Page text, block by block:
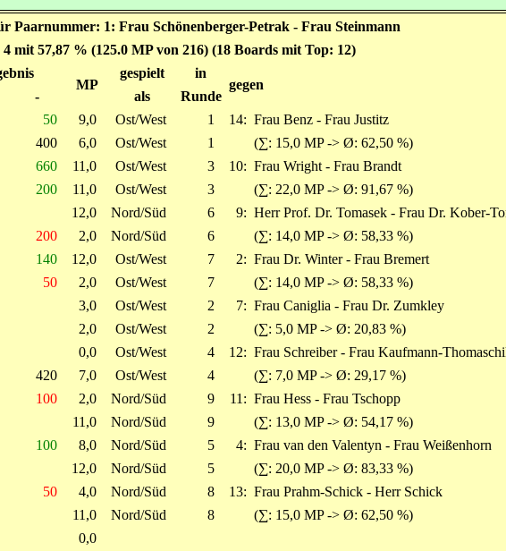
Paarnummer: 1: Frau Schönenberger-Petrak - Frau Steinmann
mit 57,87 % (125.0 MP von 216) (18 Boards mit Top: 12)
MP
gespielt in
gegen
- als
Runde
50 9,0 Ost/West 1 14: Frau Benz - Frau Justitz
400 6,0 Ost/West 1
(∑: 15,0 MP -> Ø: 62,50 %)
660 11,0 Ost/West 3 10: Frau Wright - Frau Brandt
200 11,0 Ost/West 3
(∑: 22,0 MP -> Ø: 91,67 %)
12,0 Nord/Süd 6 9: Herr Prof. Dr. Tomasek - Frau Dr. Kober-
200 2,0 Nord/Süd 6
(∑: 14,0 MP -> Ø: 58,33 %)
140 12,0 Ost/West 7 2: Frau Dr. Winter - Frau Bremert
50 2,0 Ost/West 7
(∑: 14,0 MP -> Ø: 58,33 %)
3,0 Ost/West 2 7: Frau Caniglia - Frau Dr. Zumkley
2,0 Ost/West 2
(∑: 5,0 MP -> Ø: 20,83 %)
0,0 Ost/West 4 12: Frau Schreiber - Frau Kaufmann-
420 7,0 Ost/West 4
(∑: 7,0 MP -> Ø: 29,17 %)
100 2,0 Nord/Süd 9 11: Frau Hess - Frau Tschopp
11,0 Nord/Süd 9
(∑: 13,0 MP -> Ø: 54,17 %)
100 8,0 Nord/Süd 5 4: Frau van den Valentyn - Frau Weißenhorn
12,0 Nord/Süd 5
(∑: 20,0 MP -> Ø: 83,33 %)
50 4,0 Nord/Süd 8 13: Frau Prahm-Schick - Herr Schick
11,0 Nord/Süd 8
(∑: 15,0 MP -> Ø: 62,50 %)
0,0